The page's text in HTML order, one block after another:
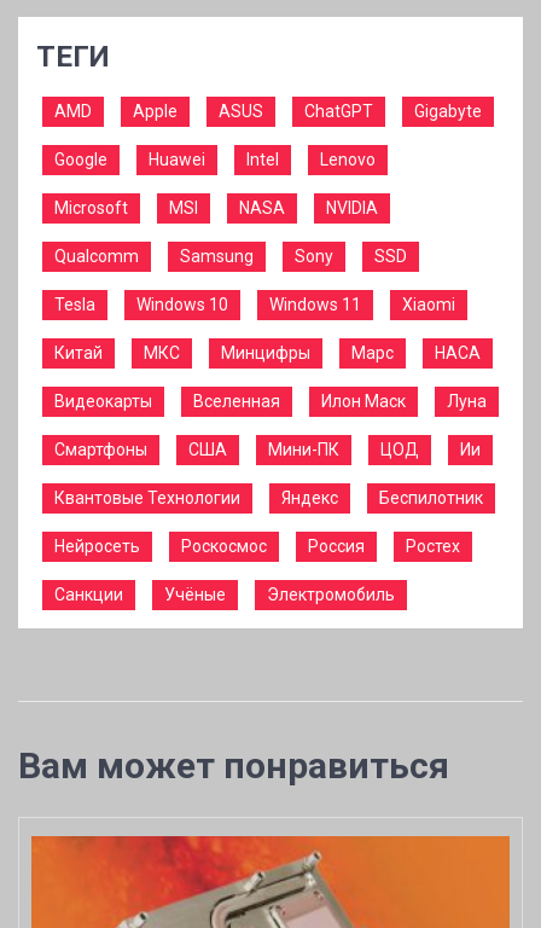
ТЕГИ
AMD Apple ASUS ChatGPT Gigabyte
Google Huawei Intel Lenovo
Microsoft MSI NASA NVIDIA
Qualcomm Samsung Sony SSD
Tesla Windows 10 Windows 11 Xiaomi
Китай МКС Минцифры Марс НАСА
Видеокарты Вселенная Илон Маск Луна
Смартфоны США Мини-ПК ЦОД Ии
Квантовые Технологии Яндекс Беспилотник
Нейросеть Роскосмос Россия Ростех
Санкции Учёные Электромобиль
Вам может понравиться